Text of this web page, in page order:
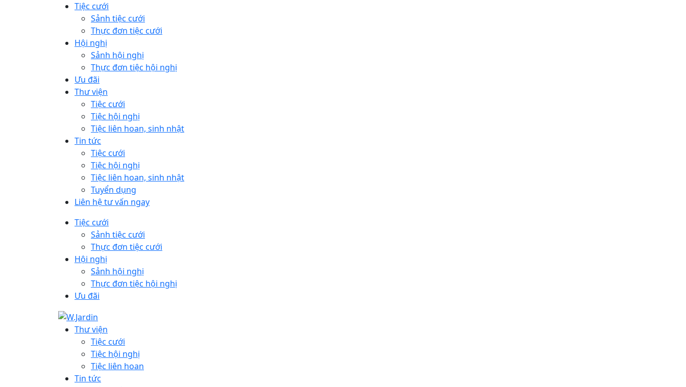
Tiệc cưới
Sảnh tiệc cưới
Thực đơn tiệc cưới
Hội nghị
Sảnh hội nghị
Thực đơn tiệc hội nghị
Ưu đãi
Thư viện
Tiệc cưới
Tiệc hội nghị
Tiệc liên hoan, sinh nhật
Tin tức
Tiệc cưới
Tiệc hội nghị
Tiệc liên hoan, sinh nhật
Tuyển dụng
Liên hệ tư vấn ngay
Tiệc cưới
Sảnh tiệc cưới
Thực đơn tiệc cưới
Hội nghị
Sảnh hội nghị
Thực đơn tiệc hội nghị
Ưu đãi
Thư viện
Tiệc cưới
Tiệc hội nghị
Tiệc liên hoan
Tin tức